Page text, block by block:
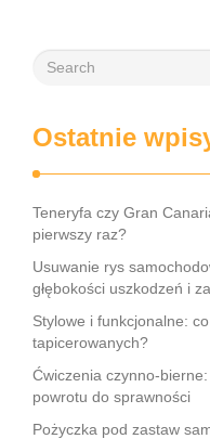
Ostatnie
Teneryfa czy Gran
pierwszy raz?
Usuwanie rys
głębokości uszkodzeń i
Stylowe i funkcjonalne:
tapicerowanych?
Ćwiczenia czynno-
powrotu do sprawności
Pożyczka pod zastaw